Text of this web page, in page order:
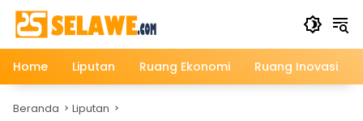
Langsung
konten
Home
Liputan Ruang Ekonomi Ruang Inovasi
Beranda Liputan